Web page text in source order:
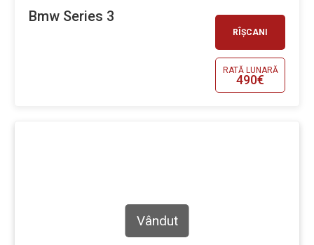
RÎȘCANI
RATĂ LUNARĂ
490€
Bmw Series 3
Vândut